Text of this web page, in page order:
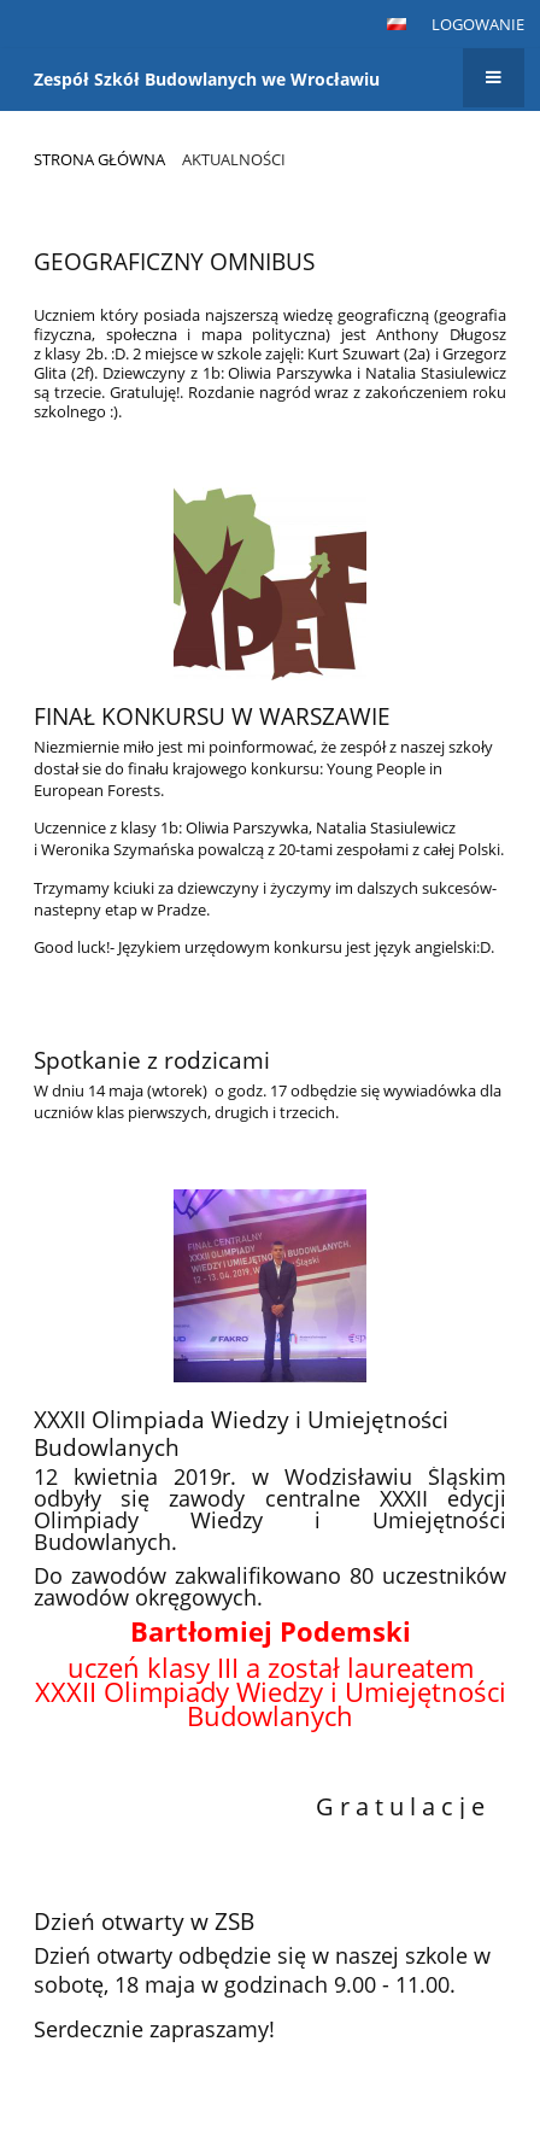
LOGOWANIE
Zespół Szkół Budowlanych we Wrocławiu
STRONA GŁÓWNA AKTUALNOŚCI
GEOGRAFICZNY OMNIBUS
Uczniem który posiada najszerszą wiedzę geograficzną (geografia
fizyczna, społeczna i mapa polityczna) jest Anthony Długosz
z klasy 2b. :D. 2 miejsce w szkole zajęli: Kurt Szuwart (2a) i Grzegorz
Glita (2f). Dziewczyny z 1b: Oliwia Parszywka i Natalia Stasiulewicz
są trzecie. Gratuluję!. Rozdanie nagród wraz z zakończeniem roku
szkolnego :).
FINAŁ KONKURSU W WARSZAWIE
Niezmiernie miło jest mi poinformować, że zespół z naszej szkoły
dostał sie do finału krajowego konkursu: Young People in
European Forests.
Uczennice z klasy 1b: Oliwia Parszywka, Natalia Stasiulewicz
i Weronika Szymańska powalczą z 20-tami zespołami z całej Polski.
Trzymamy kciuki za dziewczyny i życzymy im dalszych sukcesów-
nastepny etap w Pradze.
Good luck!- Językiem urzędowym konkursu jest język angielski:D.
Spotkanie z rodzicami
W dniu 14 maja (wtorek) o godz. 17 odbędzie się wywiadówka dla
uczniów klas pierwszych, drugich i trzecich.
XXXII Olimpiada Wiedzy i Umiejętności
Budowlanych
12 kwietnia 2019r. w Wodzisławiu Śląskim
odbyły się zawody centralne XXXII edycji
Olimpiady Wiedzy i Umiejętności
Budowlanych.
Do zawodów zakwalifikowano 80 uczestników
zawodów okręgowych.
Bartłomiej Podemski
uczeń klasy III a został laureatem
XXXII Olimpiady Wiedzy i Umiejętności
Budowlanych
G r a t u l a c j e
Dzień otwarty w ZSB
Dzień otwarty odbędzie się w naszej szkole w
sobotę, 18 maja w godzinach 9.00 - 11.00.
Serdecznie zapraszamy!